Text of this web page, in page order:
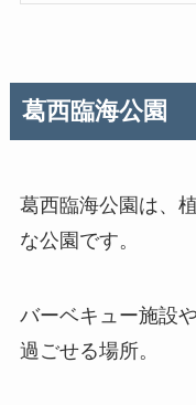
葛西臨海公園
葛西臨海公園は、
な公園です。
バーベキュー施設
過ごせる場所。